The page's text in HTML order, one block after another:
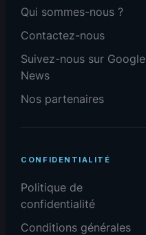
Qui sommes-nous ?
Contactez-nous
Suivez-nous sur Google
News
Nos partenaires
CONFIDENTIALITÉ
Politique de
confidentialité
Conditions générales